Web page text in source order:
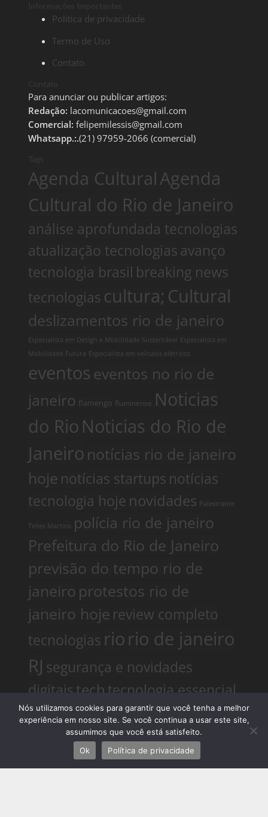
Política de privacidade
Termo de Uso
Contato
Para anunciar ou publicar artigos:
Redação: lacomunicacoes@gmail.com
Comercial: felipemilessis@gmail.com
Whatsapp.:.(21) 97959-2066 (comercial)
Agenda CulturalAgenda
Cultural do Rio de Janeiro
análise aprofundada tecnologias
atualização tecnologiasavanço
tecnologia brasil breaking news
tecnologias cultura; Cultural
deslizamentos rio de janeiro
Especialista em Design e Mobilidade Sustentável Especialista em
Mobilidade Futura Especialista em veículos elétricos
eventos eventos no rio de
janeiro flamengo fluminense Noticias
do Rio Noticias do Rio de
Janeiro notícias rio de janeiro
hoje notícias startups notícias
tecnologia hoje novidades Palestrante
Telles Martins polícia rio de janeiro
Prefeitura do Rio de Janeiro
previsão do tempo rio de
janeiro protestos rio de
janeiro hoje review completo
tecnologias rio rio de janeiro
RJ segurança e novidades
digitaistechtecnologia essencial
para pequena empresa
tecnologias Telles Martins tendências
big data e analyticstiroteio no
Nós utilizamos cookies para garantir que você tenha a melhor
experiência em nosso site. Se você continua a usar este site,
assumimos que você está satisfeito.
Ok
Política de privacidade